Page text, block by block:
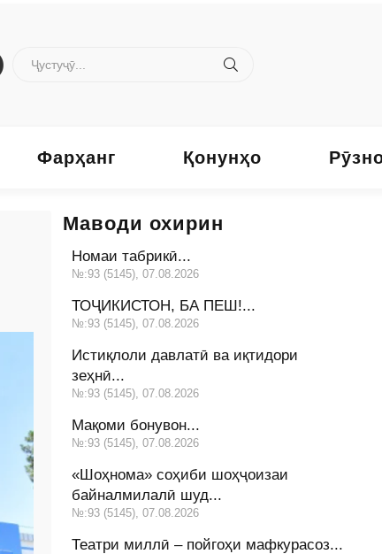
Фарҳанг Қонунҳо
Маводи охирин
Номаи табрикӣ...
№:93 (5145), 07.08.2026
ТОҶИКИСТОН, БА ПЕШ!...
№:93 (5145), 07.08.2026
Истиқлоли давлатӣ ва иқтидори
зеҳнӣ...
№:93 (5145), 07.08.2026
Мақоми бонувон...
№:93 (5145), 07.08.2026
«Шоҳнома» соҳиби шоҳҷоизаи
байналмилалӣ шуд...
№:93 (5145), 07.08.2026
Театри миллӣ – пойгоҳи мафкурасоз...